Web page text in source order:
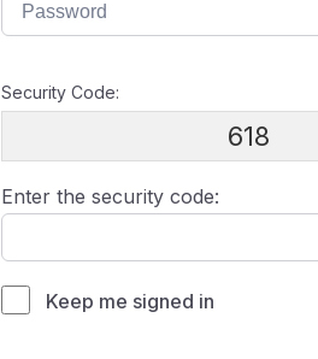
Security Code:
618
Enter the security code:
Keep me signed in